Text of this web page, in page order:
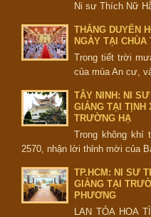
Ni sư Thích Nữ
THẮNG DUYÊN
NGÀY TẠI CHÙA
Trong tiết trời
của mùa An cư,
TÂY NINH: NI
GIẢNG TẠI TỊNH
TRƯỜNG HẠ
Trong không khí
2570, nhận lời thỉnh mời của
TP.HCM: NI SƯ
GIẢNG TẠI
PHƯƠNG
LAN TỎA HOA